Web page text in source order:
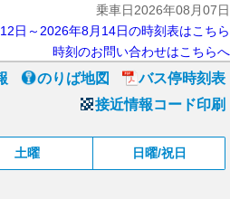
乗車日2026年08月07日
日～2026年8月14日の時刻表はこちら
時刻のお問い合わせはこちらへ
のりば地図
バス停時刻表
接近情報コード印刷
土曜 日曜/祝日